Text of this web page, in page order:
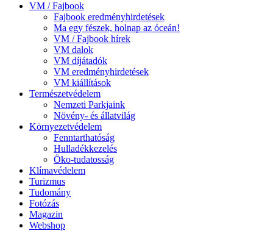
VM / Fajbook
Fajbook eredményhirdetések
Ma egy fészek, holnap az óceán!
VM / Fajbook hírek
VM dalok
VM díjátadók
VM eredményhirdetések
VM kiállítások
Természetvédelem
Nemzeti Parkjaink
Növény- és állatvilág
Környezetvédelem
Fenntarthatóság
Hulladékkezelés
Öko-tudatosság
Klímavédelem
Turizmus
Tudomány
Fotózás
Magazin
Webshop